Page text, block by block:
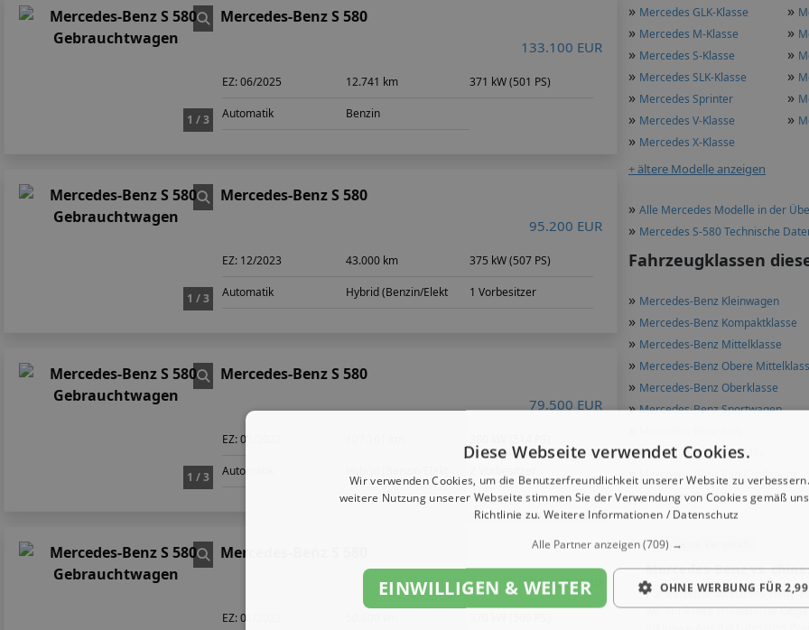
» Mercedes GLK-Klasse »
» Mercedes M-Klasse »
» Mercedes S-Klasse »
» Mercedes SLK-Klasse »
» Mercedes Sprinter »
» Mercedes V-Klasse »
» Mercedes X-Klasse
+ ältere Modelle anzeigen
» Alle Mercedes Modelle in der
» Mercedes S-580 Technische
Fahrzeugklassen
» Mercedes-Benz Kleinwagen
» Mercedes-Benz Kompaktklasse
» Mercedes-Benz Mittelklasse
» Mercedes-Benz Obere
» Mercedes-Benz Oberklasse
»Mercedes-Benz Sportwagen
»Mercedes-Benz Van Mini
» Mercedes-Benz Van Großraum
»Mercedes-Benz Transporter -
Marke im Vergleich
Mercedes-Benz vs.
Für einzelne Mercedes-Benz-
wir konkrete chinesische
1 / 3
Mercedes-Benz S 580
133.100 EUR
EZ:06/2025 12.741 km 371 kW (501 PS)
Automatik Benzin
1 / 3
Mercedes-Benz S 580
95.200 EUR
EZ: 12/2023 43.000 km 375 kW (507 PS)
Automatik Hybrid (Benzin/Elekt 1 Vorbesitzer
1 / 3
Mercedes-Benz S 580
79.500 EUR
EZ:05/2022
Automatik
Mercedes-Benz S 580
178.600 EUR
EZ:01/2022
Diese Webseite verwendet Cookies.
Wir verwenden Cookies, um die Benutzerfreundlichkeit unserer Website zu
weitere Nutzung unserer Webseite stimmen Sie der Verwendung von Cookies gemäß
Richtlinie zu. Weitere Informationen / Datenschutz
Alle Partner anzeigen(709) →
EINWILLIGEN & WEITER OHNE WERBUNG FÜR